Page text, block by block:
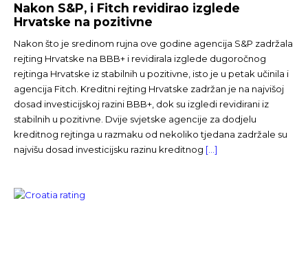
Nakon S&P, i Fitch revidirao izglede
Hrvatske na pozitivne
Nakon što je sredinom rujna ove godine agencija S&P zadržala
rejting Hrvatske na BBB+ i revidirala izglede dugoročnog
rejtinga Hrvatske iz stabilnih u pozitivne, isto je u petak učinila i
agencija Fitch. Kreditni rejting Hrvatske zadržan je na najvišoj
dosad investicijskoj razini BBB+, dok su izgledi revidirani iz
stabilnih u pozitivne. Dvije svjetske agencije za dodjelu
kreditnog rejtinga u razmaku od nekoliko tjedana zadržale su
najvišu dosad investicijsku razinu kreditnog […]